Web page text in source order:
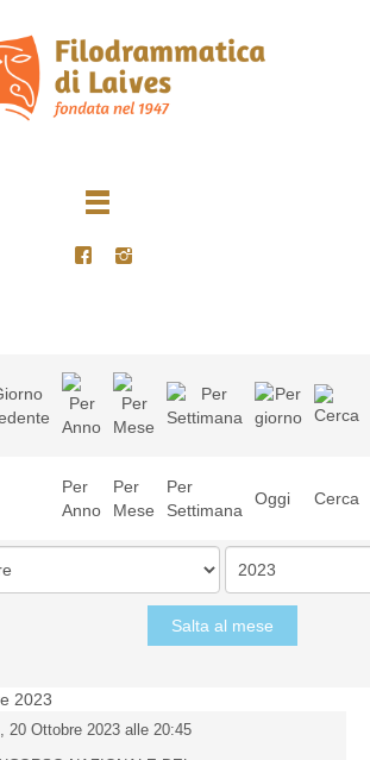
Per
Anno
Per
Mese
Per
Settimana
Oggi Cerca
Salta al mese
2023
20 Ottobre 2023 alle 20:45